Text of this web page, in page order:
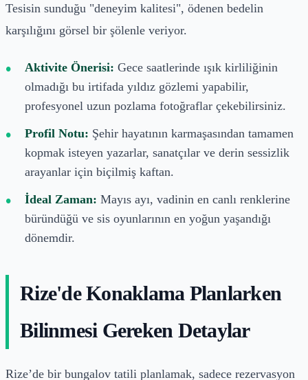
Tesisin sunduğu "deneyim kalitesi", ödenen bedelin
karşılığını görsel bir şölenle veriyor.
Aktivite Önerisi: Gece saatlerinde ışık kirliliğinin
olmadığı bu irtifada yıldız gözlemi yapabilir,
profesyonel uzun pozlama fotoğraflar çekebilirsiniz.
Profil Notu: Şehir hayatının karmaşasından tamamen
kopmak isteyen yazarlar, sanatçılar ve derin sessizlik
arayanlar için biçilmiş kaftan.
İdeal Zaman: Mayıs ayı, vadinin en canlı renklerine
büründüğü ve sis oyunlarının en yoğun yaşandığı
dönemdir.
Rize'de Konaklama Planlarken
Bilinmesi Gereken Detaylar
Rize’de bir bungalov tatili planlamak, sadece rezervasyon